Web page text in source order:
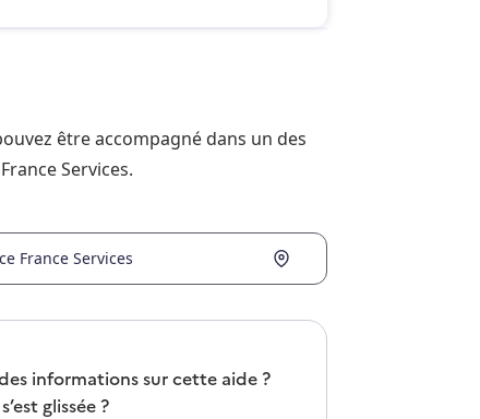
être accompagné dans un des
Services.
France Services
informations sur cette aide ?
glissée ?